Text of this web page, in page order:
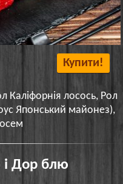
Купити!
Каліфорнія лосось, Рол
Японський майонез),
і Дор блю